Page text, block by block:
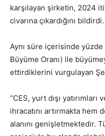
karşılayan şirketin, 2024
civarına çıkardığını bildirdi.
Aynı süre içerisinde yüzde
Büyüme Oranı) ile
ettirdiklerini vurgulayan
“CES, yurt dışı
ihracatını artırmakta
alanını genişletmektedir.